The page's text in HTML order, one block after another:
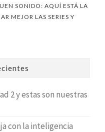
SONIDO: AQUÍ ESTÁ LA
MEJOR LAS SERIES Y
2 y estas son nuestras
con la inteligencia